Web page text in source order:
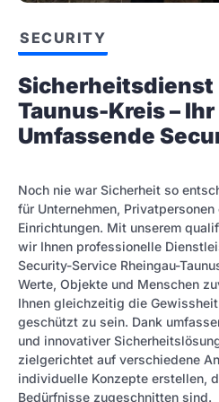
SECURITY
Sicherheitsdienst
Taunus-Kreis –
Umfassende
Noch nie war Sicherheit so
für Unternehmen,
Einrichtungen. Mit unserem
wir Ihnen professionelle
Security-Service Rheingau-
Werte, Objekte und Menschen
Ihnen gleichzeitig die
geschützt zu sein. Dank
und innovativer
zielgerichtet auf verschiedene
individuelle Konzepte erstellen,
Bedürfnisse zugeschnitten sind.